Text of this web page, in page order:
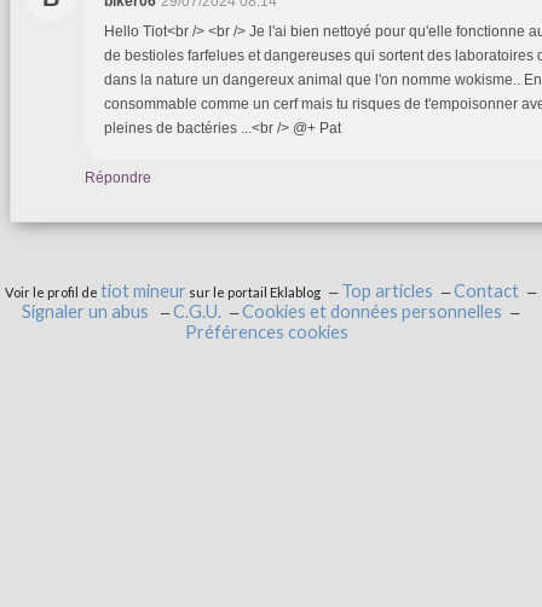
Hello Tiot<br /> <br /> Je l'ai bien nettoyé pour qu'elle fonctionne
de bestioles farfelues et dangereuses qui sortent des laboratoires
dans la nature un dangereux animal que l'on nomme wokisme..
consommable comme un cerf mais tu risques de t'empoisonner
pleines de bactéries ...<br /> @+ Pat
Répondre
Voir le profil de tiot mineur sur le portail Eklablog Top articles
Contact
Signaler un abus
C.G.U.
Cookies et données personnelles
Préférences cookies